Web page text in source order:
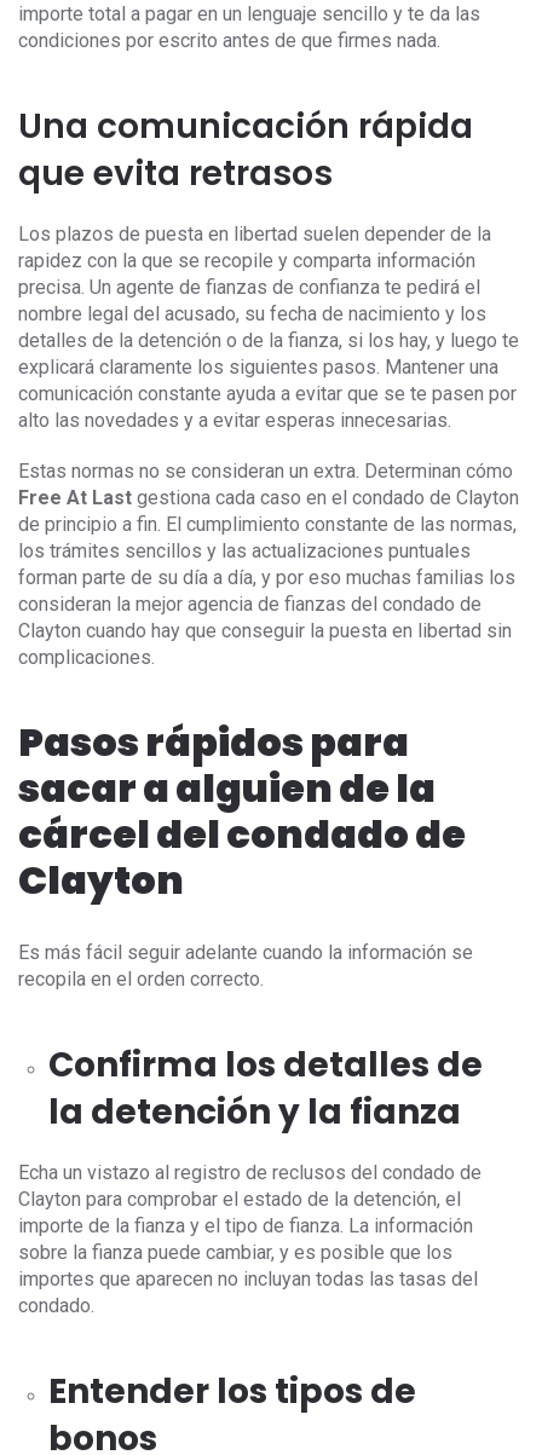
importe total a pagar en un lenguaje sencillo y te da las
condiciones por escrito antes de que firmes nada.
Una comunicación rápida
que evita retrasos
Los plazos de puesta en libertad suelen depender de la
rapidez con la que se recopile y comparta información
precisa. Un agente de fianzas de confianza te pedirá el
nombre legal del acusado, su fecha de nacimiento y los
detalles de la detención o de la fianza, si los hay, y luego te
explicará claramente los siguientes pasos. Mantener una
comunicación constante ayuda a evitar que se te pasen por
alto las novedades y a evitar esperas innecesarias.
Estas normas no se consideran un extra. Determinan cómo
Free At Last gestiona cada caso en el condado de Clayton
de principio a fin. El cumplimiento constante de las normas,
los trámites sencillos y las actualizaciones puntuales
forman parte de su día a día, y por eso muchas familias los
consideran la mejor agencia de fianzas del condado de
Clayton cuando hay que conseguir la puesta en libertad sin
complicaciones.
Pasos rápidos para
sacar a alguien de la
cárcel del condado de
Clayton
Es más fácil seguir adelante cuando la información se
recopila en el orden correcto.
Confirma los detalles de
la detención y la fianza
Echa un vistazo al registro de reclusos del condado de
Clayton para comprobar el estado de la detención, el
importe de la fianza y el tipo de fianza. La información
sobre la fianza puede cambiar, y es posible que los
importes que aparecen no incluyan todas las tasas del
condado.
Entender los tipos de
bonos